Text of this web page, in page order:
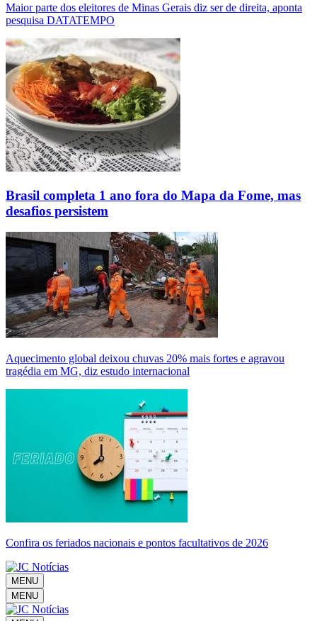
Maior parte dos eleitores de Minas Gerais diz ser de direita, aponta
pesquisa DATATEMPO
Brasil completa 1 ano fora do Mapa da Fome, mas
desafios persistem
Aquecimento global deixou chuvas 20% mais fortes e agravou
tragédia em MG, diz estudo internacional
Confira os feriados nacionais e pontos facultativos de 2026
MENU
MENU